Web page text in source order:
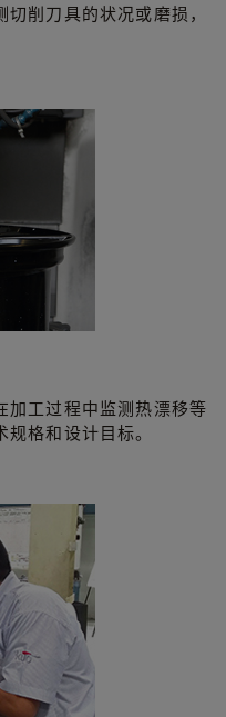
切削刀具的状况或磨损，
加工过程中监测热漂移等
格和设计目标。